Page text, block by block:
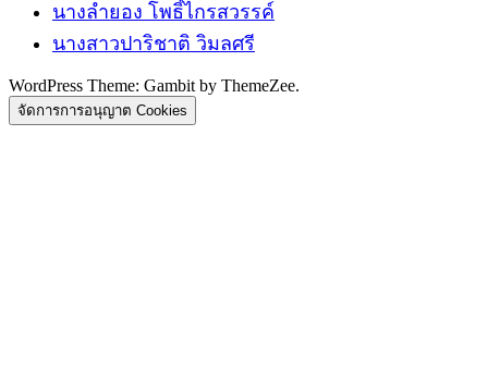
นางลำยอง โพธิ์ไกรสวรรค์
นางสาวปาริชาติ วิมลศรี
WordPress Theme: Gambit by ThemeZee.
จัดการการอนุญาต Cookies